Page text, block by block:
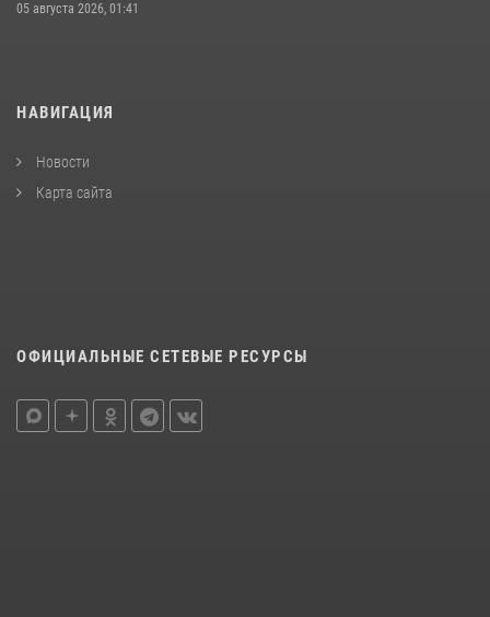
05 августа 2026, 01:41
НАВИГАЦИЯ
Новости
Карта сайта
ОФИЦИАЛЬНЫЕ СЕТЕВЫЕ РЕСУРСЫ